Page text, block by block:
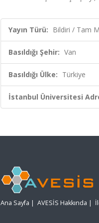
Yayın Türü: Bildiri / Tam
Basıldığı Şehir: Van
Basıldığı Ülke: Türkiye
İstanbul Üniversitesi
Ana Sayfa | AVESİS Hakkında |